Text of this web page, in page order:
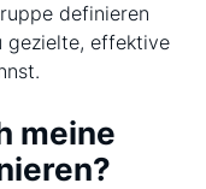
definieren
gezielte, effektive
meine